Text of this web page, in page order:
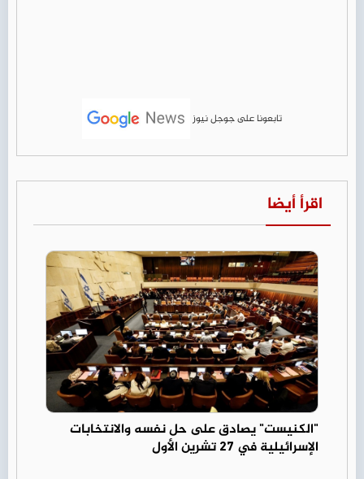
تابعونا على جوجل نيوز
اقرأ أيضا
"الكنيست" يصادق على حل نفسه والانتخابات
الإسرائيلية في 27 تشرين الأول